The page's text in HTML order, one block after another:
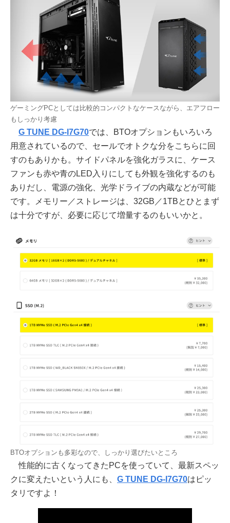
ゲーミングPCとしては比較的コンパクトなケースながら、エアフロー
もしっかり考慮
G TUNE DG-I7G70では、BTOオプションもいろいろ
用意されているので、セールでオトクな分をこちらに回
すのもありかも。サイドパネルを強化ガラスに、ケース
ファンも赤や青のLED入りにしても外観を強化するのも
ありだし、電源の強化、光学ドライブの内蔵などが可能
です。メモリー／ストレージは、32GB／1TBとひとまず
は十分ですが、必要に応じて増量するのもいいかと。
BTOオプションも多彩なので、しっかり選びたいところ
性能的に古くなってきたPCを使っていて、最新スペッ
クに変えたいという人にも、 G TUNE DG-I7G70はピッ
タリですよ！